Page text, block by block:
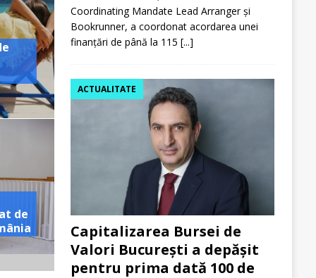
de
Coordinating Mandate Lead Arranger și
Bookrunner, a coordonat acordarea unei
finanțări de până la 115 [...]
Capitalizarea Bursei de
Valori București a depășit
pentru prima dată 100 de
ACTUALITATE